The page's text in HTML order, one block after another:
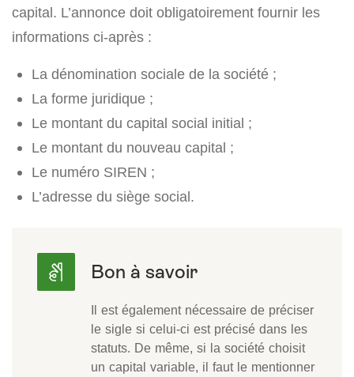
capital. L’annonce doit obligatoirement fournir les
informations ci-après :
La dénomination sociale de la société ;
La forme juridique ;
Le montant du capital social initial ;
Le montant du nouveau capital ;
Le numéro SIREN ;
L’adresse du siège social.
Il est également nécessaire de préciser
le sigle si celui-ci est précisé dans les
statuts. De même, si la société choisit
un capital variable, il faut le mentionner